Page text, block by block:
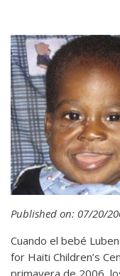
Published on: 07/20/
Cuando el bebé
for Haiti Children’s
primavera de 2006,